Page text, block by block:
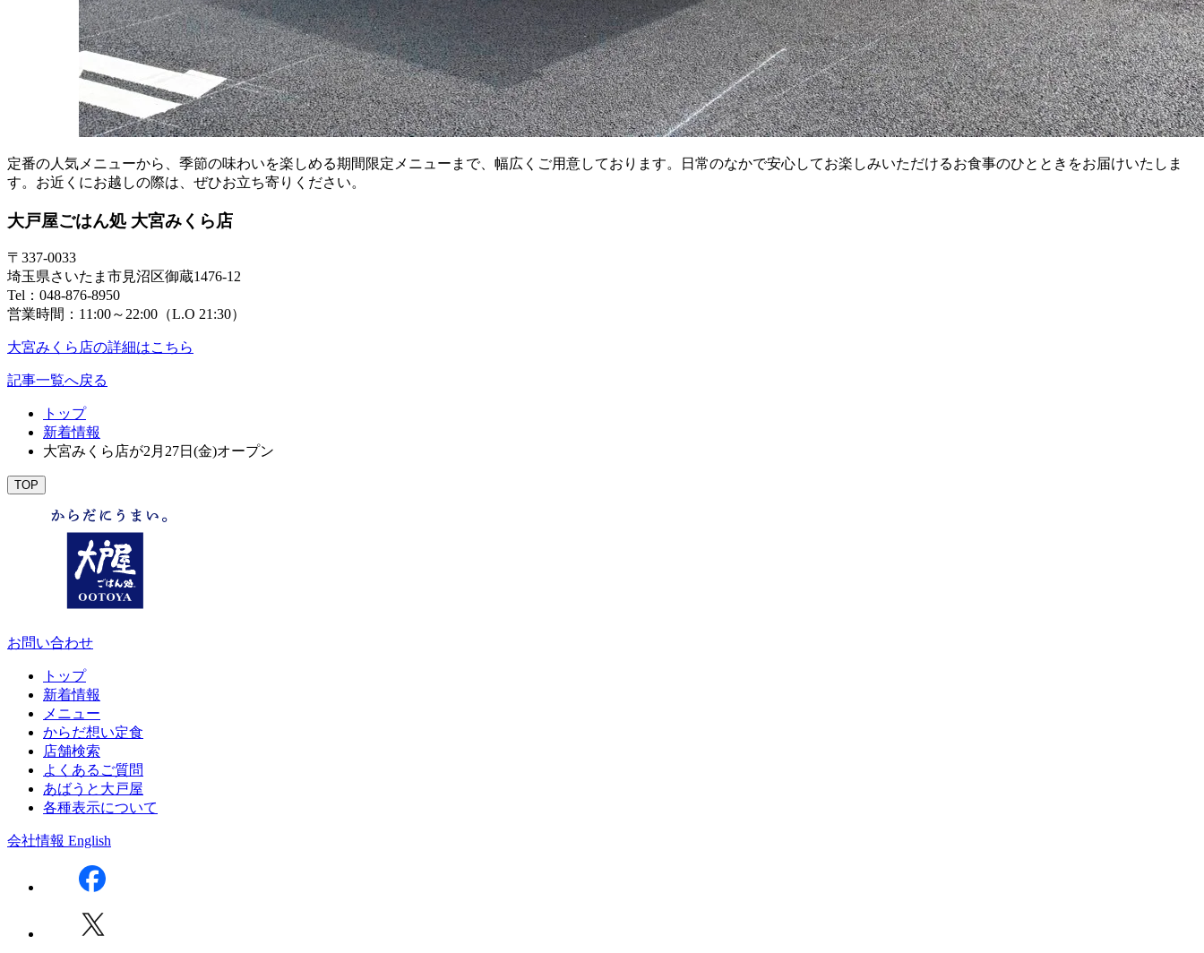
定番の人気メニューから、季節の味わいを楽しめる期間限定メニューまで、幅広くご用意しております。日常のなかで安心してお楽しみいただけるお食事のひとときをお届けいたしま
す。お近くにお越しの際は、ぜひお立ち寄りください。
大戸屋ごはん処 大宮みくら店
〒337-0033
埼玉県さいたま市見沼区御蔵1476-12
Tel：048-876-8950
営業時間：11:00～22:00（L.O 21:30）
大宮みくら店の詳細はこちら
記事一覧へ戻る
トップ
新着情報
大宮みくら店が2月27日(金)オープン
TOP
お問い合わせ
トップ
新着情報
メニュー
からだ想い定食
店舗検索
よくあるご質問
あばうと大戸屋
各種表示について
会社情報 English